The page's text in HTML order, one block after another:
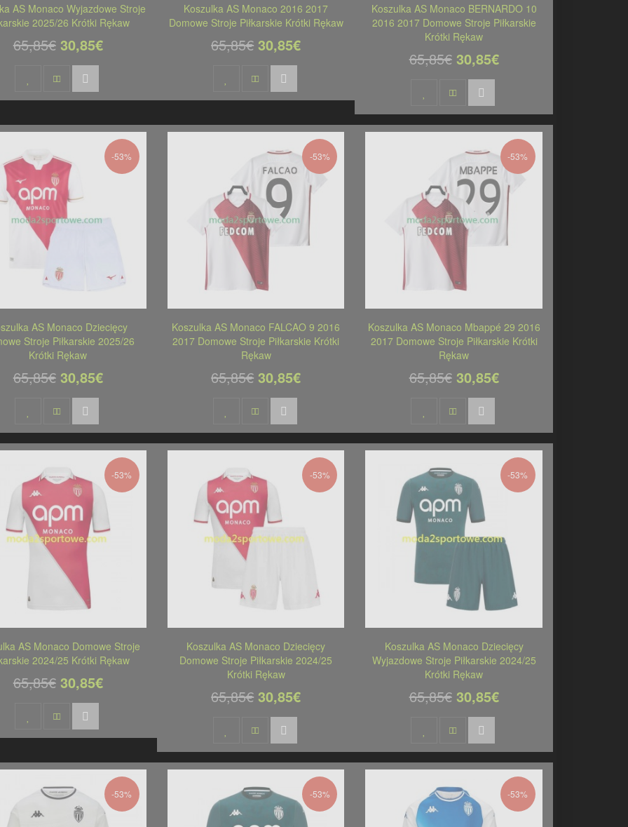
AS Monaco Wyjazdowe Stroje
2025/26 Krótki Rękaw
65,85€ 30,85€
Koszulka AS Monaco 2016 2017
Domowe Stroje Piłkarskie Krótki Rękaw
65,85€ 30,85€
Koszulka AS Monaco BERNARDO 10
2016 2017 Domowe Stroje Piłkarskie
Krótki Rękaw
65,85€ 30,85€
-53%
AS Monaco Dziecięcy
Stroje Piłkarskie 2025/26
Krótki Rękaw
65,85€ 30,85€
-53%
Koszulka AS Monaco FALCAO 9 2016
2017 Domowe Stroje Piłkarskie Krótki
Rękaw
65,85€ 30,85€
-53%
Koszulka AS Monaco Mbappé 29 2016
2017 Domowe Stroje Piłkarskie Krótki
Rękaw
65,85€ 30,85€
-53%
AS Monaco Domowe Stroje
2024/25 Krótki Rękaw
65,85€ 30,85€
-53%
Koszulka AS Monaco Dziecięcy
Domowe Stroje Piłkarskie 2024/25
Krótki Rękaw
65,85€ 30,85€
-53%
Koszulka AS Monaco Dziecięcy
Wyjazdowe Stroje Piłkarskie 2024/25
Krótki Rękaw
65,85€ 30,85€
-53% -53% -53%